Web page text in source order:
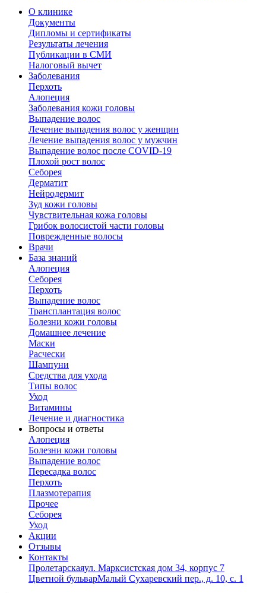
О клинике
Документы
Дипломы и сертификаты
Результаты лечения
Публикации в СМИ
Налоговый вычет
Заболевания
Перхоть
Алопеция
Заболевания кожи головы
Выпадение волос
Лечение выпадения волос у женщин
Лечение выпадения волос у мужчин
Выпадение волос после COVID-19
Плохой рост волос
Cеборея
Дерматит
Нейродермит
Зуд кожи головы
Чувствительная кожа головы
Грибок волосистой части головы
Поврежденные волосы
Врачи
База знаний
Алопеция
Себорея
Перхоть
Выпадение волос
Трансплантация волос
Болезни кожи головы
Домашнее лечение
Маски
Расчески
Шампуни
Средства для ухода
Типы волос
Уход
Витамины
Лечение и диагностика
Вопросы и ответы
Алопеция
Болезни кожи головы
Выпадение волос
Пересадка волос
Перхоть
Плазмотерапия
Прочее
Себорея
Уход
Акции
Отзывы
Контакты
Пролетарскаяул. Марксистская дом 34, корпус 7
Цветной бульварМалый Сухаревский пер., д. 10, с. 1